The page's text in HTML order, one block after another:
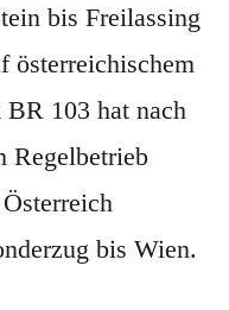
bis Freilassing
österreichischem
103 hat nach
Regelbetrieb
bis Wien.